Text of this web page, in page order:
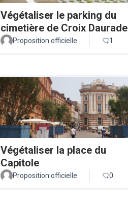
Végétaliser le parking du
cimetière de Croix Daurade
Proposition officielle 1
Végétaliser la place du
Capitole
Proposition officielle 0